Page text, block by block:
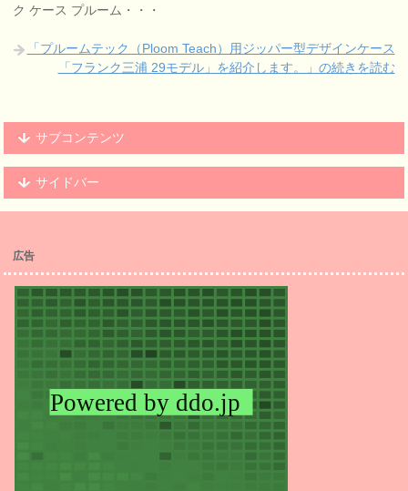
ク ケース プルーム・・・
「プルームテック（Ploom Teach）用ジッパー型デザインケース
「フランク三浦 29モデル」を紹介します。」の続きを読む
サブコンテンツ
サイドバー
広告